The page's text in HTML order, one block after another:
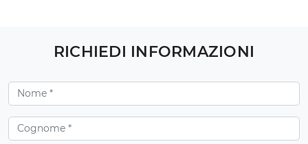
RICHIEDI INFORMAZIONI